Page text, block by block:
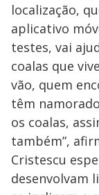
localização,
aplicativo
testes, vai
coalas que
vão, quem
têm
os coalas,
também”,
Cristescu
desenvolvam